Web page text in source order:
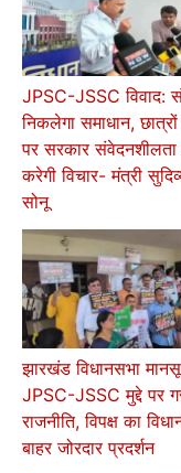
JPSC-JSSC विवाद:
निकलेगा समाधान, छात्रों
पर सरकार
करेगी विचार- मंत्री
सोनू
झारखंड विधानसभा
JPSC-JSSC मुद्दे पर
राजनीति, विपक्ष का
बाहर जोरदार प्रदर्शन